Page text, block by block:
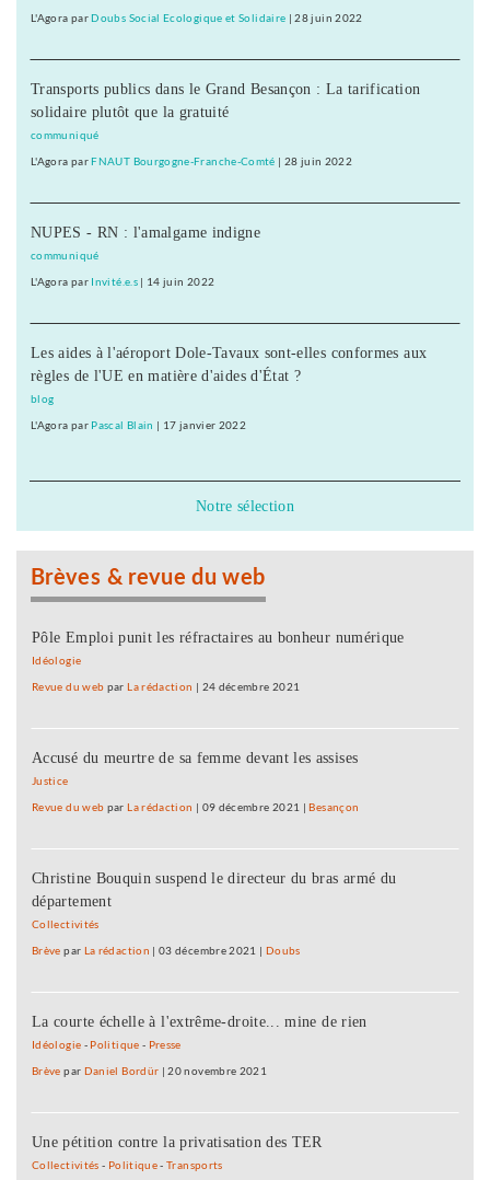
L'Agora par Doubs Social Ecologique et Solidaire |28 juin 2022
Transports publics dans le Grand Besançon : La tarification
solidaire plutôt que la gratuité
communiqué
L'Agora par FNAUT Bourgogne-Franche-Comté 28 juin 2022
NUPES - RN : l'amalgame indigne
communiqué
L'Agora par Invité.e.s| 14 juin 2022
Les aides à l'aéroport Dole-Tavaux sont-elles conformes aux
règles de l'UE en matière d'aides d'État ?
blog
L'Agora par Pascal Blain 17 janvier 2022
Notre sélection
Brèves & revue du web
Pôle Emploi punit les réfractaires au bonheur numérique
Idéologie
Revue du web par La rédaction 24 décembre 2021
Accusé du meurtre de sa femme devant les assises
Justice
Revue du web par La rédaction 09 décembre 2021 Besançon
Christine Bouquin suspend le directeur du bras armé du
département
Collectivités
Brève par La rédaction |03 décembre 2021 Doubs
La courte échelle à l'extrême-droite... mine de rien
Idéologie - Politique - Presse
Brève par Daniel Bordür |20 novembre 2021
Une pétition contre la privatisation des TER
Collectivités - Politique-Transports